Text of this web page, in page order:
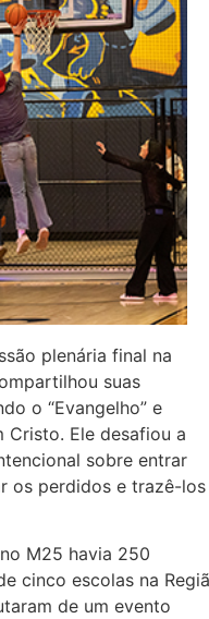
plenária final na
suas
o “Evangelho” e
Cristo. Ele desafiou a
sobre entrar
os perdidos e trazê-
M25 havia 250
cinco escolas na
de um evento